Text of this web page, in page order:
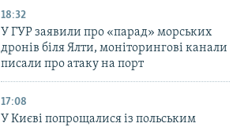
18:32
У ГУР заявили про «парад» морських
дронів біля Ялти, моніторингові канали
писали про атаку на порт
17:08
У Києві попрощалися із польським